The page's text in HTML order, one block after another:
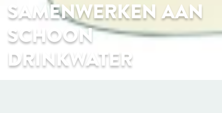
SAMENWERKEN AAN
SCHOON
DRINKWATER